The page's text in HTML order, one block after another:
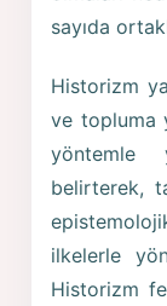
sayıda
Historizm
ve topluma
yöntemle
belirterek,
ilkelerle
Historizm